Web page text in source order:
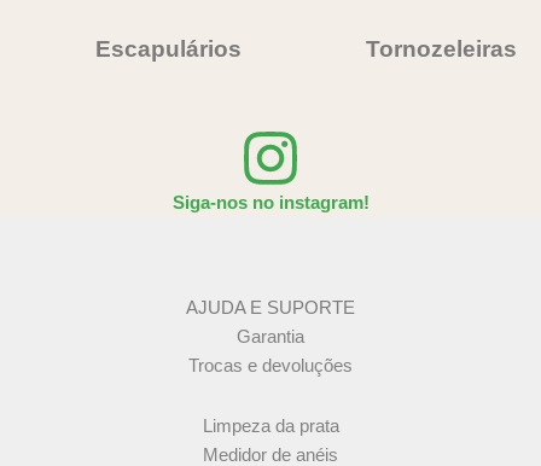
Escapulários Tornozeleiras
Siga-nos no instagram!
AJUDA E SUPORTE
Garantia
Trocas e devoluções
Limpeza da prata
Medidor de anéis